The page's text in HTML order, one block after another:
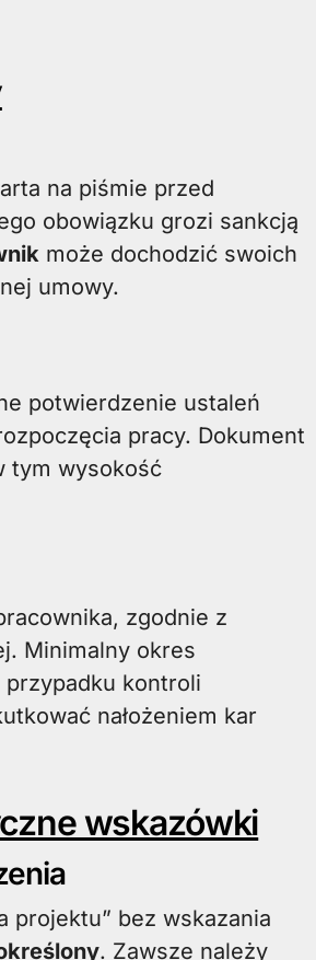
na piśmie przed
obowiązku grozi sankcją
może dochodzić swoich
umowy.
potwierdzenie ustaleń
pracy. Dokument
tym wysokość
zgodnie z
Minimalny okres
kontroli
nałożeniem kar
wskazówki
projektu” bez wskazania
. Zawsze należy